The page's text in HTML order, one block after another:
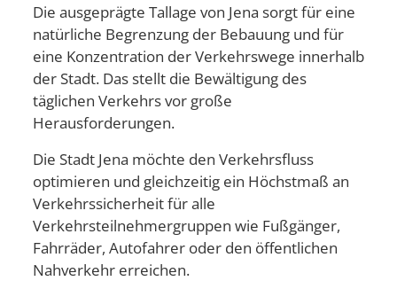
Die ausgeprägte Tallage von Jena sorgt für eine
natürliche Begrenzung der Bebauung und für
eine Konzentration der Verkehrswege innerhalb
der Stadt. Das stellt die Bewältigung des
täglichen Verkehrs vor große
Herausforderungen.
Die Stadt Jena möchte den Verkehrsfluss
optimieren und gleichzeitig ein Höchstmaß an
Verkehrssicherheit für alle
Verkehrsteilnehmergruppen wie Fußgänger,
Fahrräder, Autofahrer oder den öffentlichen
Nahverkehr erreichen.